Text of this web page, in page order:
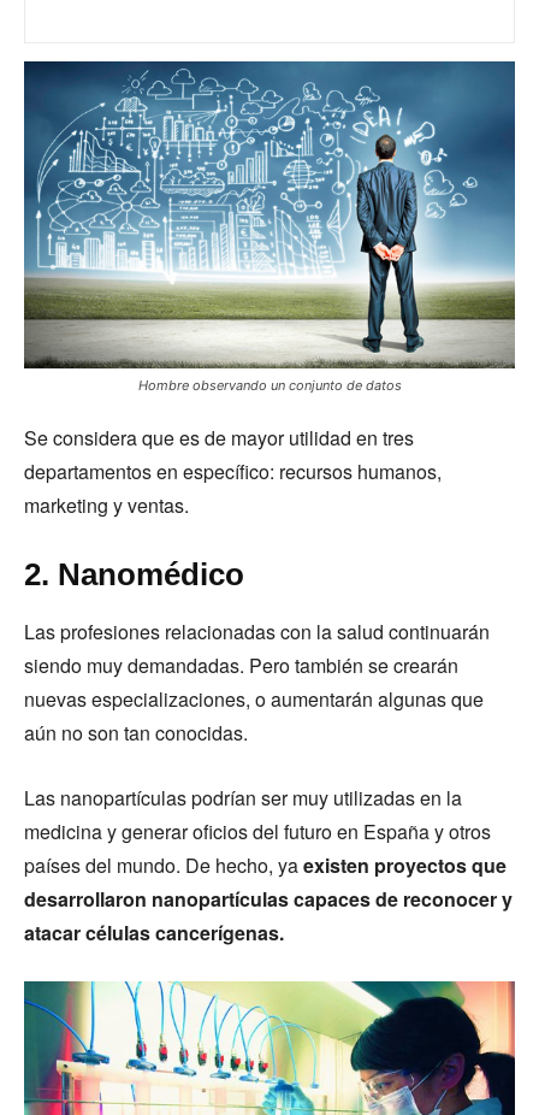
Hombre observando un conjunto de datos
Se considera que es de mayor utilidad en tres
departamentos en específico: recursos humanos,
marketing y ventas.
2. Nanomédico
Las profesiones relacionadas con la salud continuarán
siendo muy demandadas. Pero también se crearán
nuevas especializaciones, o aumentarán algunas que
aún no son tan conocidas.
Las nanopartículas podrían ser muy utilizadas en la
medicina y generar oficios del futuro en España y otros
países del mundo. De hecho, yaexisten proyectos que
desarrollaron nanopartículas capaces de reconocer y
atacar células cancerígenas.